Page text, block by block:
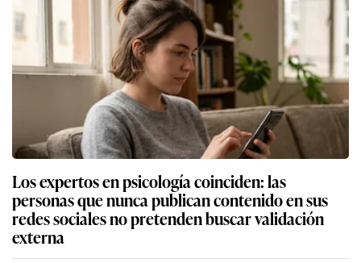
Los expertos en psicología coinciden: las
personas que nunca publican contenido en sus
redes sociales no pretenden buscar validación
externa